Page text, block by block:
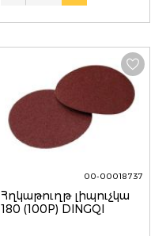
00-00018737
Հղկաթուղթ լիպուչկա
180 (100P) DINGQI